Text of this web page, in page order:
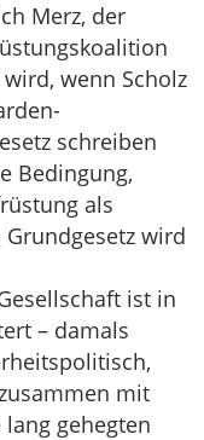
Merz, der
wenn Scholz
schreiben
Bedingung,
als
wird
ist in
– damals
mit
gehegten